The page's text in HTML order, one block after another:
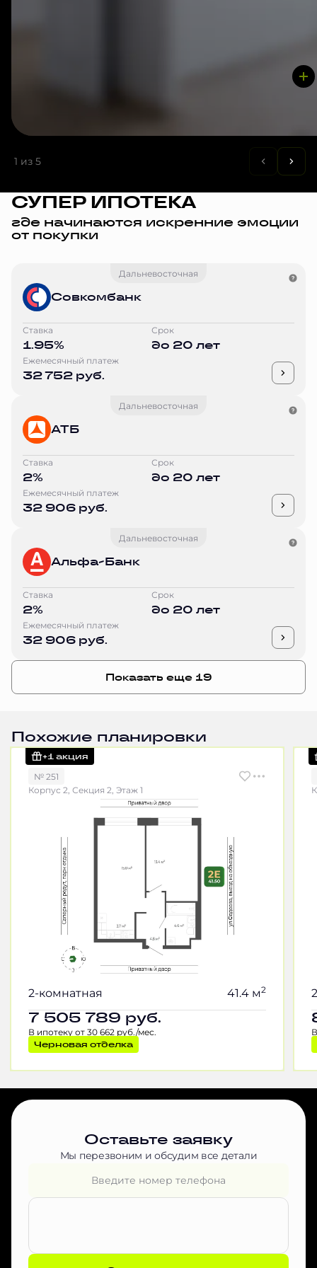
1 из 5
СУПЕР ИПОТЕКА
где начинаются искренние эмоции
от покупки
Дальневосточная
Совкомбанк
Ставка
1.95%
Срок
до 20 лет
Ежемесячный платеж
32 752 руб.
Дальневосточная
АТБ
Ставка
2%
Срок
до 20 лет
Ежемесячный платеж
32 906 руб.
Дальневосточная
Альфа-Банк
Ставка
2%
Срок
до 20 лет
Ежемесячный платеж
32 906 руб.
Показать еще 19
Похожие планировки
+1 акция
№ 251
Корпус 2, Секция 2, Этаж 1
2-комнатная 41.4 м2
7 505 789 руб.
В ипотеку от 30 662 руб./мес.
Черновая отделка
Оставьте заявку
Мы перезвоним и обсудим все детали